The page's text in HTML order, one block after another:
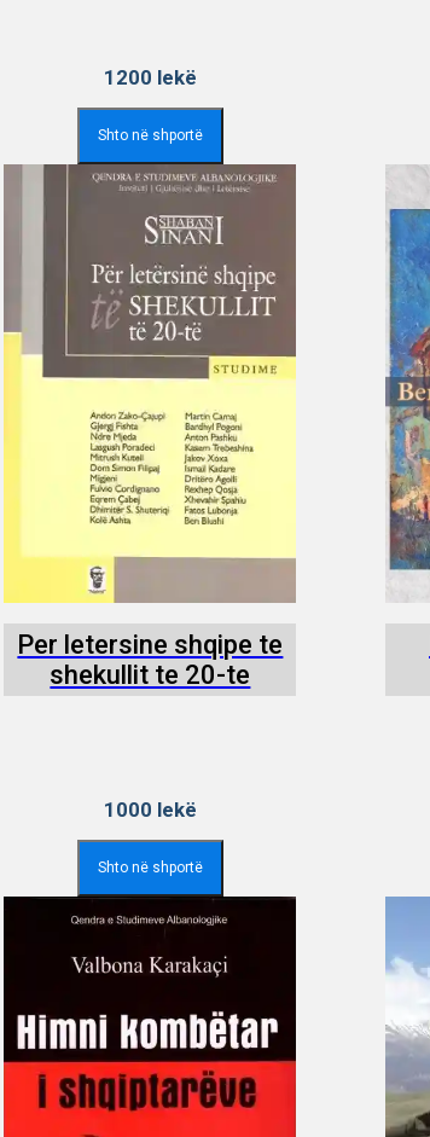
1200 lekë
Shto në shportë
Per letersine shqipe te
shekullit te 20-te
1000 lekë
Shto në shportë